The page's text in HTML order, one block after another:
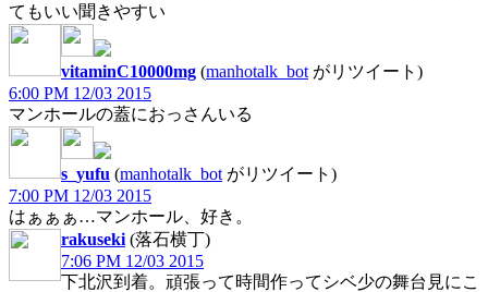
てもいい聞きやすい
vitaminC10000mg (manhotalk_bot がリツイート)
6:00 PM 12/03 2015
マンホールの蓋におっさんいる
s_yufu (manhotalk_bot がリツイート)
7:00 PM 12/03 2015
はぁぁぁ…マンホール、好き。
rakuseki (落石横丁)
7:06 PM 12/03 2015
下北沢到着。頑張って時間作ってシベ少の舞台見にこ